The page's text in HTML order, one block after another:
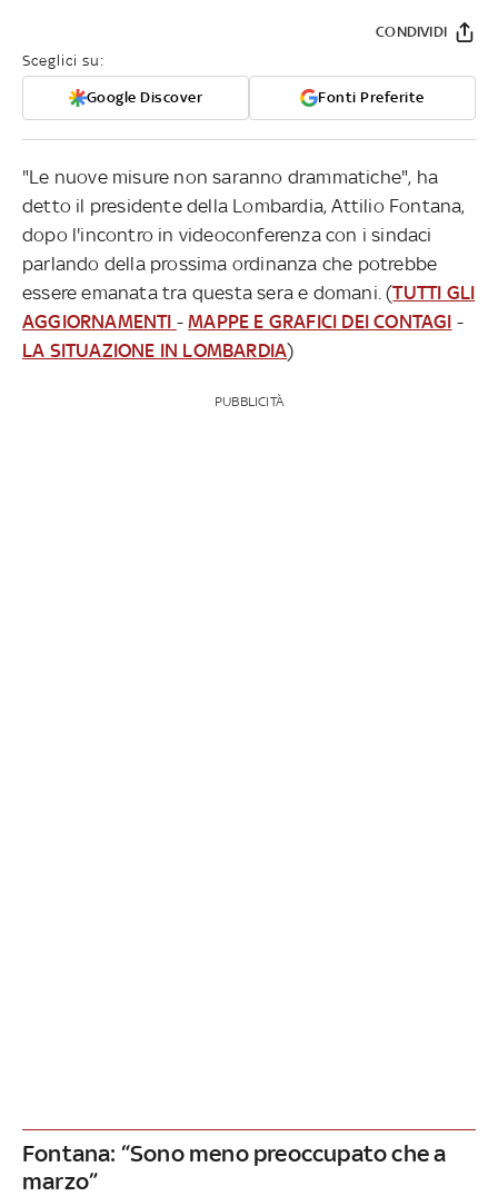
Sceglici su:
Google Discover Fonti Preferite
CONDIVIDI
"Le nuove misure non saranno drammatiche", ha
detto il presidente della Lombardia, Attilio Fontana,
dopo l'incontro in videoconferenza con i sindaci
parlando della prossima ordinanza che potrebbe
essere emanata tra questa sera e domani. (TUTTI GLI
AGGIORNAMENTI -MAPPE E GRAFICI DEI CONTAGI -
LA SITUAZIONE IN LOMBARDIA)
PUBBLICITÀ
Fontana: “Sono meno preoccupato che a
marzo”